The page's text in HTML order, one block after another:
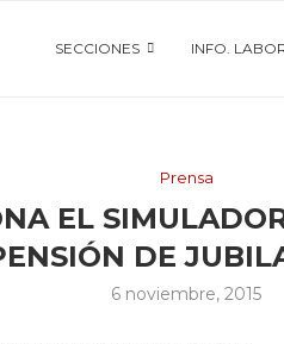
SECCIONES INFO.
Prensa
EL
DE
6 noviembre, 2015